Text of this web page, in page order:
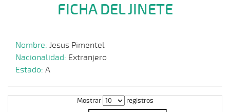
FICHA DEL JINETE
Nombre: Jesus Pimentel
Nacionalidad: Extranjero
Estado: A
Mostrar
registros